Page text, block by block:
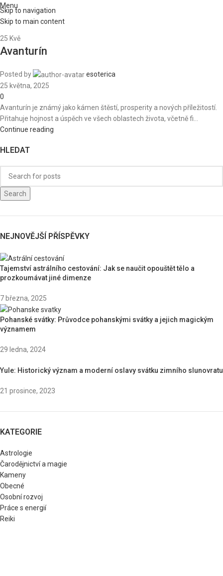
Skip to navigation
Skip to main content
Menu
25 Kvě
Avanturín
Posted by
esoterica
25 května, 2025
0
Avanturín je známý jako kámen štěstí, prosperity a nových příležitostí.
Přitahuje hojnost a úspěch ve všech oblastech života, včetně fi...
Continue reading
HLEDAT
Search
NEJNOVĚJŠÍ PŘÍSPĚVKY
Tajemství astrálního cestování: Jak se naučit opouštět tělo a
prozkoumávat jiné dimenze
7 března, 2025
Pohanské svátky: Průvodce pohanskými svátky a jejich magickým
významem
29 ledna, 2024
Yule: Historický význam a moderní oslavy svátku zimního slunovratu
21 prosince, 2023
KATEGORIE
Astrologie
Čarodějnictví a magie
Kameny
Obecné
Osobní rozvoj
Práce s energií
Reiki